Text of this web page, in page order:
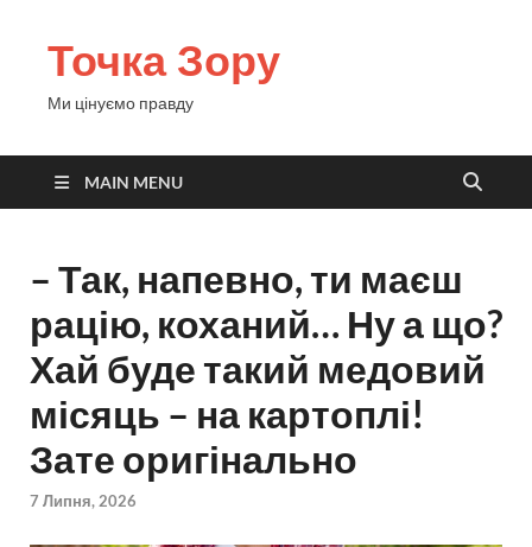
Точка Зору
Ми цінуємо правду
MAIN MENU
– Так, напевно, ти маєш
рацію, коханий… Ну а що?
Хай буде такий медовий
місяць – на картоплі!
Зате оригінально
7 Липня, 2026